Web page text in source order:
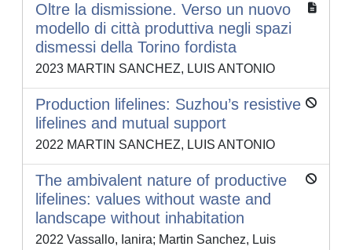
Oltre la dismissione. Verso un nuovo
modello di città produttiva negli spazi
dismessi della Torino fordista
2023 MARTIN SANCHEZ, LUIS ANTONIO
Production lifelines: Suzhou’s resistive
lifelines and mutual support
2022 MARTIN SANCHEZ, LUIS ANTONIO
The ambivalent nature of productive
lifelines: values without waste and
landscape without inhabitation
2022 Vassallo, Ianira; Martin Sanchez, Luis